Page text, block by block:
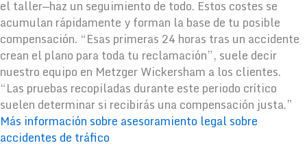
el taller—haz un seguimiento de todo. Estos costes se
acumulan rápidamente y forman la base de tu posible
compensación. “Esas primeras 24 horas tras un accidente
crean el plano para toda tu reclamación”, suele decir
nuestro equipo en Metzger Wickersham a los clientes.
“Las pruebas recopiladas durante este periodo crítico
suelen determinar si recibirás una compensación justa.”
Más información sobre asesoramiento legal sobre
accidentes de tráfico